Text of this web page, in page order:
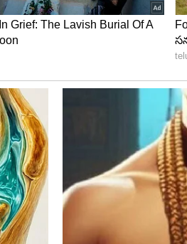
ఏమీ వద్దు. పిల్లలు వాడే
ఇది ఇంకా బెటర్ కూడా.
కాకపోతే అప్పుడు కూడా జాగ్రత్త